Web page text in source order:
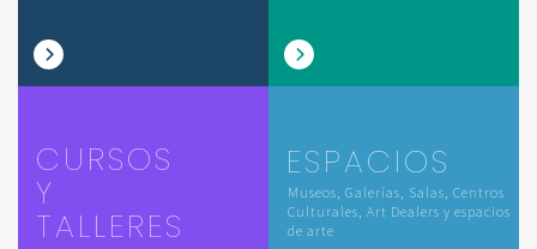
CURSOS
Y
TALLERES
ESPACIOS
Museos, Galerías, Salas, Centros
Culturales, Art Dealers y espacios
de arte